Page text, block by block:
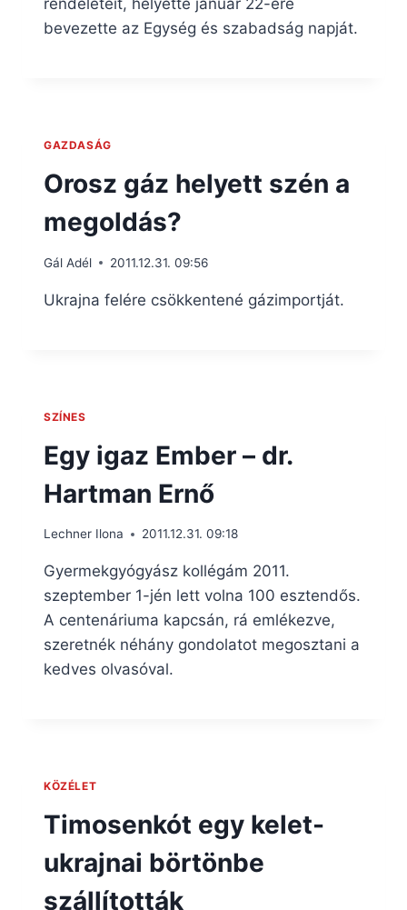
rendeleteit, helyette január 22-ére
bevezette az Egység és szabadság napját.
GAZDASÁG
Orosz gáz helyett szén a
megoldás?
Gál Adél 2011.12.31. 09:56
Ukrajna felére csökkentené gázimportját.
SZÍNES
Egy igaz Ember – dr.
Hartman Ernő
Lechner Ilona 2011.12.31. 09:18
Gyermekgyógyász kollégám 2011.
szeptember 1-jén lett volna 100 esztendős.
A centenáriuma kapcsán, rá emlékezve,
szeretnék néhány gondolatot megosztani a
kedves olvasóval.
KÖZÉLET
Timosenkót egy kelet-
ukrajnai börtönbe
szállították